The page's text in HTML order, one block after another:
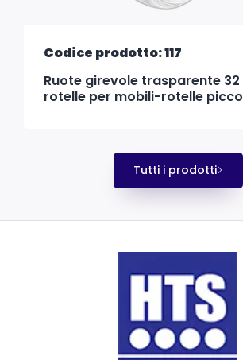
Codice prodotto: 117
Ruote girevole trasparente
rotelle per mobili-rotelle
Tutti i prodotti